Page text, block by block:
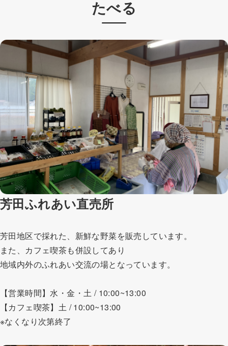
たべる
芳田ふれあい直売所
芳田地区で採れた、新鮮な野菜を販売しています。
また、カフェ喫茶も併設してあり
地域内外のふれあい交流の場となっています。
【営業時間】水・金・土 / 10:00~13:00
【カフェ喫茶】土 / 10:00~13:00
※なくなり次第終了